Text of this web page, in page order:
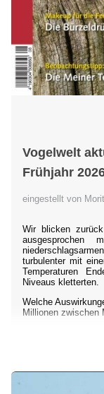
Vogelwelt
Frühjahr
eingestellt von
Wir blicken
turbulenter mit
Temperaturen
Niveaus kletterten.
Welche
Millionen zwischen